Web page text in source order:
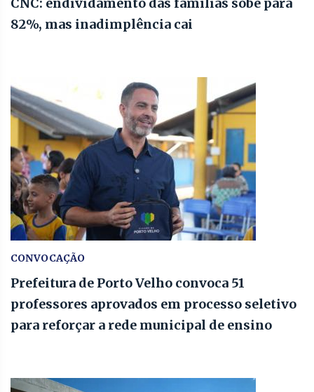
CNC: endividamento das famílias sobe para
82%, mas inadimplência cai
CONVOCAÇÃO
Prefeitura de Porto Velho convoca 51
professores aprovados em processo seletivo
para reforçar a rede municipal de ensino